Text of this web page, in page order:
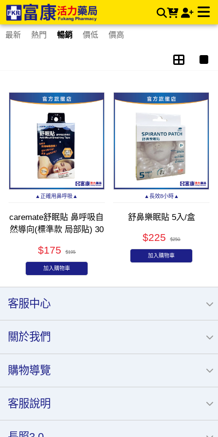
舒眠貼 | 富康活力藥局購物商城
最新 熱門 暢銷 價低 價高
▲正確用鼻呼吸▲
caremate舒眠貼 鼻呼吸自
然導向(標準款 局部貼) 30
$175 $195
加入購物車
▲長效8小時▲
舒鼻樂眠貼 5入/盒
$225 $250
加入購物車
客服中心
關於我們
購物導覽
客服說明